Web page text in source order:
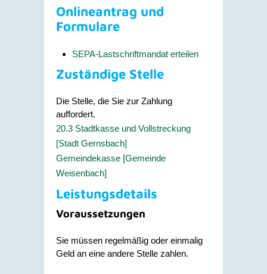
Onlineantrag und
Formulare
SEPA-Lastschriftmandat erteilen
Zuständige Stelle
Die Stelle, die Sie zur Zahlung
auffordert.
20.3 Stadtkasse und Vollstreckung
[Stadt Gernsbach]
Gemeindekasse [Gemeinde
Weisenbach]
Leistungsdetails
Voraussetzungen
Sie müssen regelmäßig oder einmalig
Geld an eine andere Stelle zahlen.